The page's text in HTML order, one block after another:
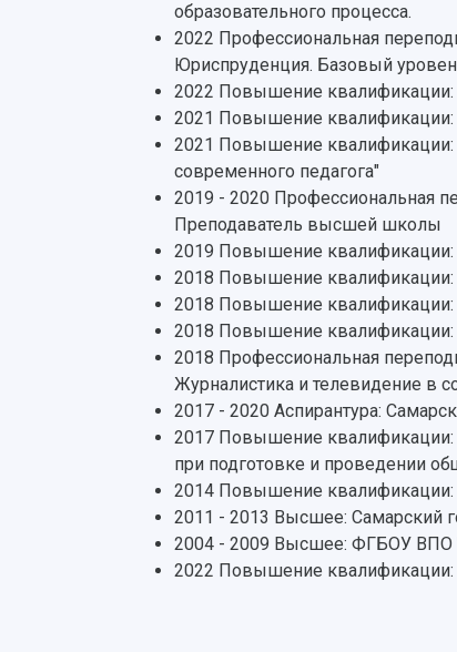
образовательного процесса.
2022 Профессиональная
Юриспруденция. Базовый
2022 Повышение квалификации:
2021 Повышение квалификации:
2021 Повышение квалификации:
современного педагога"
2019 - 2020 Профессиональная
Преподаватель высшей школы
2019 Повышение квалификации:
2018 Повышение квалификации:
2018 Повышение квалификации:
2018 Повышение квалификации:
2018 Профессиональная
Журналистика и телевидение в
2017 - 2020 Аспирантура:
2017 Повышение квалификации:
при подготовке и проведении
2014 Повышение квалификации:
2011 - 2013 Высшее: Самарский
2004 - 2009 Высшее: ФГБОУ ВПО
2022 Повышение квалификации: